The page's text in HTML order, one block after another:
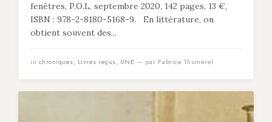
fenêtres, P.O.L, septembre 2020, 142 pages, 13 €,
ISBN : 978-2-8180-5168-9. En littérature, on
obtient souvent des...
in chroniques, Livres reçus, UNE — par Fabrice Thumerel